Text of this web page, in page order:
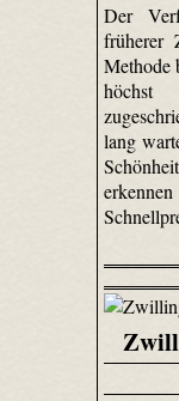
Der
früherer
Methode
höchst
lang